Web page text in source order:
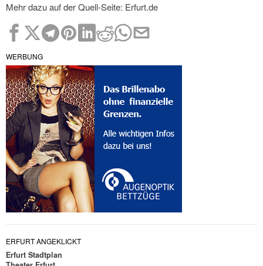
Mehr dazu auf der Quell-Seite: Erfurt.de
WERBUNG
ERFURT ANGEKLICKT
Erfurt Stadtplan